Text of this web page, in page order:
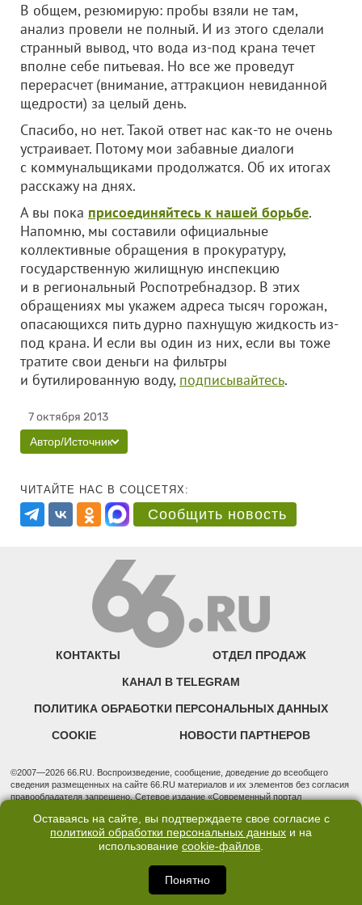
В общем, резюмирую: пробы взяли не там,
анализ провели не полный. И из этого сделали
странный вывод, что вода из-под крана течет
вполне себе питьевая. Но все же проведут
перерасчет (внимание, аттракцион невиданной
щедрости) за целый день.
Спасибо, но нет. Такой ответ нас как-то не очень
устраивает. Потому мои забавные диалоги
с коммунальщиками продолжатся. Об их итогах
расскажу на днях.
А вы пока присоединяйтесь к нашей борьбе.
Напомню, мы составили официальные
коллективные обращения в прокуратуру,
государственную жилищную инспекцию
и в региональный Роспотребнадзор. В этих
обращениях мы укажем адреса тысяч горожан,
опасающихся пить дурно пахнущую жидкость из-
под крана. И если вы один из них, если вы тоже
тратите свои деньги на фильтры
и бутилированную воду, подписывайтесь.
7 октября 2013
Автор/Источник
ЧИТАЙТЕ НАС В СОЦСЕТЯХ:
Сообщить новость
КОНТАКТЫ ОТДЕЛ ПРОДАЖ
КАНАЛ В TELEGRAM
ПОЛИТИКА ОБРАБОТКИ ПЕРСОНАЛЬНЫХ ДАННЫХ
COOKIE НОВОСТИ ПАРТНЕРОВ
©2007—2026 66.RU. Воспроизведение, сообщение, доведение до всеобщего
сведения размещенных на сайте 66.RU материалов и их элементов без согласия
правообладателя запрещено. Сетевое издание «Современный портал
надзору в сфере связи, информационных технологий и массовых коммуникаций
(Роскомнадзор). Регистрационный номер ЭЛ № ФС 77 - 76634 от 02.09.2019
Учредитель: Общество с ограниченной ответственностью "66.ру". Юридический
3, оф. 7015 Фактический адрес редакции и отдела продаж: 620014, Свердловская
обл., г. Екатеринбург, ул. Бориса Ельцина, д. 3, оф. 7015, +7 (343) 288-50-66
info@news.66.ru Главный редактор: Шлыков Дмитрий Владимирович
Оставаясь на сайте, вы подтверждаете свое согласие с
политикой обработки персональных данных и на
использование cookie-файлов.
Понятно